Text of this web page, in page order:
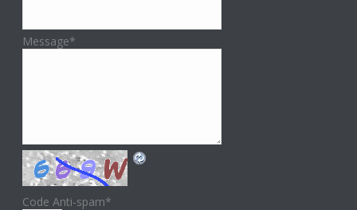
Message*
Code Anti-spam*